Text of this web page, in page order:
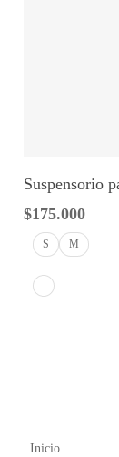
Suspensorio
$175.000
S M
Inicio